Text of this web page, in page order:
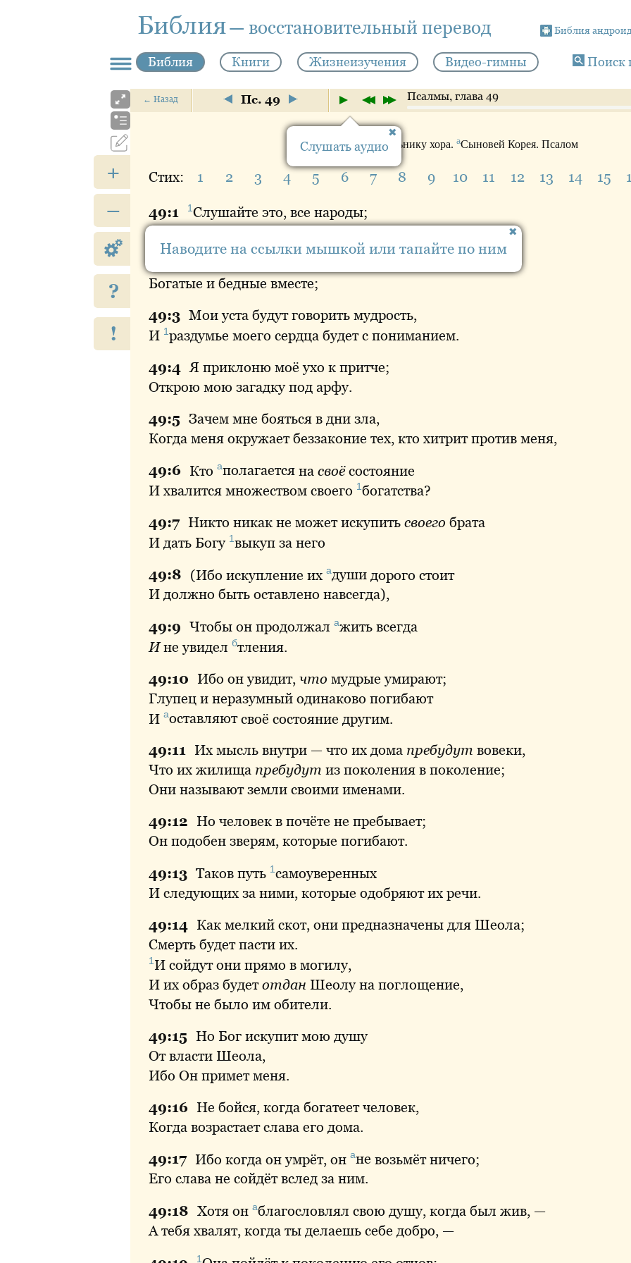
Библия— восстановительный перевод Библия
Библия Книги Жизнеизучения Видео-гимны Поиск
+
–
?
!
←Назад Пс. 49 Псалмы, глава 49
Начальнику хора.аСыновей Корея. Псалом
Стих: 1 2 3 4 5 6 7 8 9 10 11 12 13 14 15
49:1 1Слушайте это, все народы;
Обратите ухо, все жители мира,
Богатые и бедные вместе;
49:3 Моиуста будут говорить мудрость,
И 1раздумье моего сердца будет с пониманием.
49:4 Я приклоню моё ухо к притче;
Открою мою загадку под арфу.
49:5 Зачем мне бояться в дни зла,
Когда меня окружает беззаконие тех, кто хитрит против меня,
49:6 Кто аполагается на своёсостояние
И хвалится множеством своего 1богатства?
49:7 Никто никак не может искупить своего брата
И дать Богу 1выкуп за него
49:8 (Ибо искупление их адуши дорого стоит
И должно быть оставлено навсегда),
49:9 Чтобы он продолжал ажить всегда
Ине увидел бтления.
49:10 Ибо он увидит, что мудрые умирают;
Глупец и неразумный одинаково погибают
И аоставляютсвоё состояние другим.
49:11 Их мысль внутри — что их дома пребудут вовеки,
Что их жилища пребудут из поколения в поколение;
Они называют земли своими именами.
49:12 Но человек в почёте не пребывает;
Он подобен зверям, которые погибают.
49:13 Таков путь 1самоуверенных
И следующих за ними, которые одобряют их речи.
49:14 Как мелкий скот, они предназначены для Шеола;
Смерть будет пасти их.
1 И сойдут они прямо в могилу,
И их образ будетотдан Шеолу на поглощение,
Чтобы не было им обители.
49:15 Но Бог искупит мою душу
От власти Шеола,
Ибо Он примет меня.
49:16 Не бойся, когда богатеет человек,
Когда возрастает слава его дома.
49:17 Ибо когда он умрёт, он ане возьмёт ничего;
Его слава не сойдёт вслед за ним.
49:18 Хотя он аблагословлял свою душу, когда был жив, —
А тебя хвалят, когда ты делаешь себе добро, —
1
Слушать аудио
Наводите на ссылки мышкой или тапайте по ним